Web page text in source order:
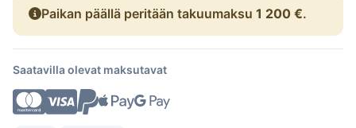
Paikan päällä peritään takuumaksu 1 200 €.
Saatavilla olevat maksutavat